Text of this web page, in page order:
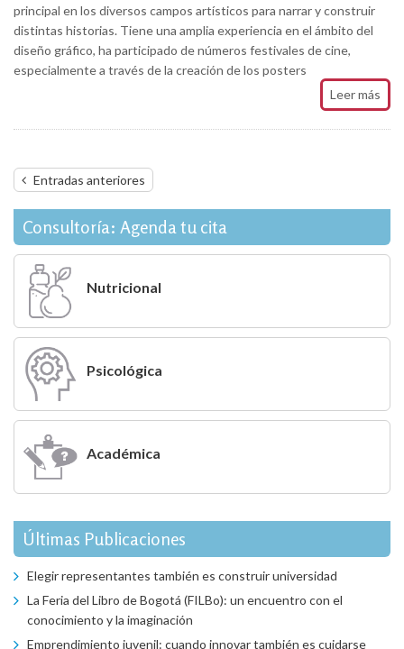
principal en los diversos campos artísticos para narrar y construir
distintas historias. Tiene una amplia experiencia en el ámbito del
diseño gráfico, ha participado de números festivales de cine,
especialmente a través de la creación de los posters
Leer más
Navegación
de
entradas
Entradas anteriores
Consultoría: Agenda tu cita
Nutricional
Psicológica
Académica
Últimas Publicaciones
Elegir representantes también es construir universidad
La Feria del Libro de Bogotá (FILBo): un encuentro con el
conocimiento y la imaginación
Emprendimiento juvenil: cuando innovar también es cuidarse